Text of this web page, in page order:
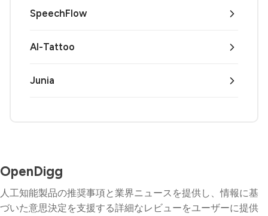
SpeechFlow
AI-Tattoo
Junia
OpenDigg
人工知能製品の推奨事項と業界ニュースを提供し、情報に基
づいた意思決定を支援する詳細なレビューをユーザーに提供